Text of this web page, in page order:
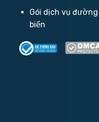
Gói dịch vụ đường
biển